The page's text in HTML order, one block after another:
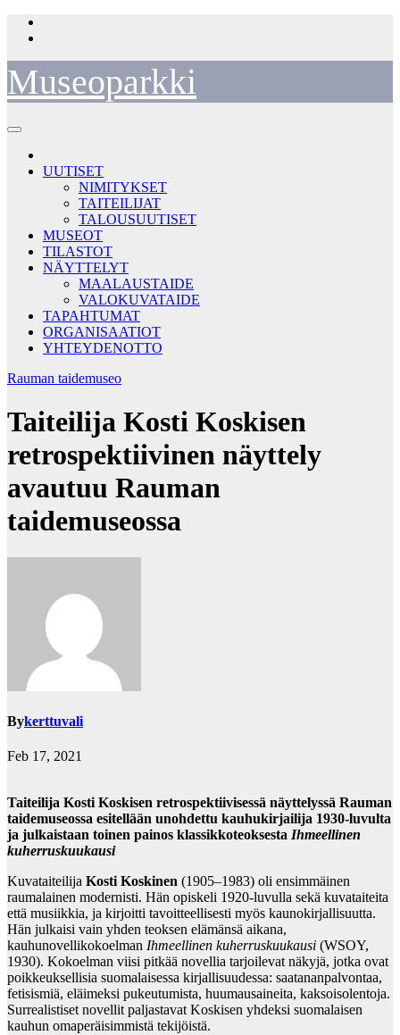
Skip
Museoparkki
UUTISET
NIMITYKSET
TAITEILIJAT
TALOUSUUTISET
MUSEOT
TILASTOT
NÄYTTELYT
MAALAUSTAIDE
VALOKUVATAIDE
TAPAHTUMAT
ORGANISAATIOT
YHTEYDENOTTO
Rauman taidemuseo
Taiteilija Kosti Koskisen
retrospektiivinen näyttely
avautuu Rauman
taidemuseossa
Bykerttuvali
Feb 17, 2021
Taiteilija Kosti Koskisen retrospektiivisessä näyttelyssä Rauman
taidemuseossa esitellään unohdettu kauhukirjailija 1930-luvulta
ja julkaistaan toinen painos klassikkoteoksesta Ihmeellinen
kuherruskuukausi
Kuvataiteilija Kosti Koskinen (1905–1983) oli ensimmäinen
raumalainen modernisti. Hän opiskeli 1920-luvulla sekä kuvataiteita
että musiikkia, ja kirjoitti tavoitteellisesti myös kaunokirjallisuutta.
Hän julkaisi vain yhden teoksen elämänsä aikana,
kauhunovellikokoelman Ihmeellinen kuherruskuukausi (WSOY,
1930). Kokoelman viisi pitkää novellia tarjoilevat näkyjä, jotka ovat
poikkeuksellisia suomalaisessa kirjallisuudessa: saatananpalvontaa,
fetisismiä, eläimeksi pukeutumista, huumausaineita, kaksoisolentoja.
Surrealistiset novellit paljastavat Koskisen yhdeksi suomalaisen
kauhun omaperäisimmistä tekijöistä.